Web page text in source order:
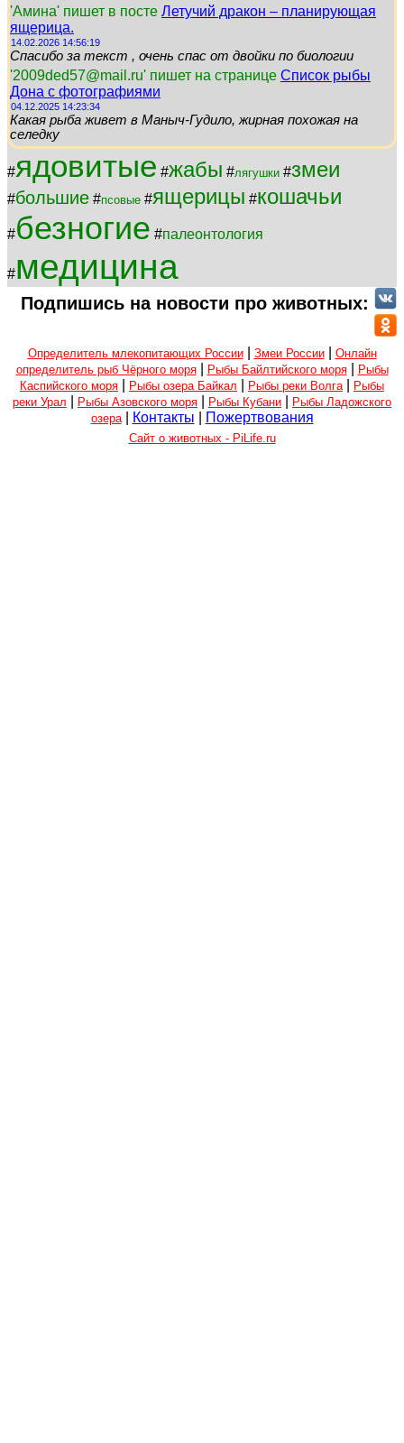
'Амина' пишет в посте Летучий дракон – планирующая
ящерица.
14.02.2026 14:56:19
Спасибо за текст , очень спас от двойки по биологии
'2009ded57@mail.ru' пишет на странице Список рыбы
Дона с фотографиями
04.12.2025 14:23:34
Какая рыба живет в Маныч-Гудило, жирная похожая на
селедку
#ядовитые #жабы #лягушки #змеи
#большие #псовые #ящерицы #кошачьи
#безногие #палеонтология
#медицина
Подпишись на новости про животных:
Определитель млекопитающих России| Змеи России| Онлайн
определитель рыб Чёрного моря| Рыбы Байлтийского моря|
Рыбы
Каспийского моря
Рыбы озера Байкал Рыбы реки Волга
Рыбы
реки Урал
Рыбы Азовского моря Рыбы Кубани
Рыбы Ладожского
озера| Контакты Пожертвования
Сайт о животных - PiLife.ru